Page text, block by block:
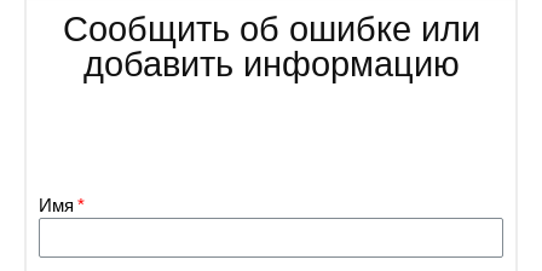
Сообщить об ошибке или
добавить информацию
Имя